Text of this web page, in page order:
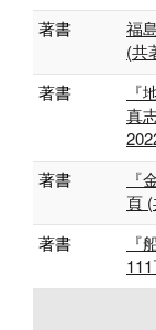
著書
福
(共
著書
真
著書
頁
著書